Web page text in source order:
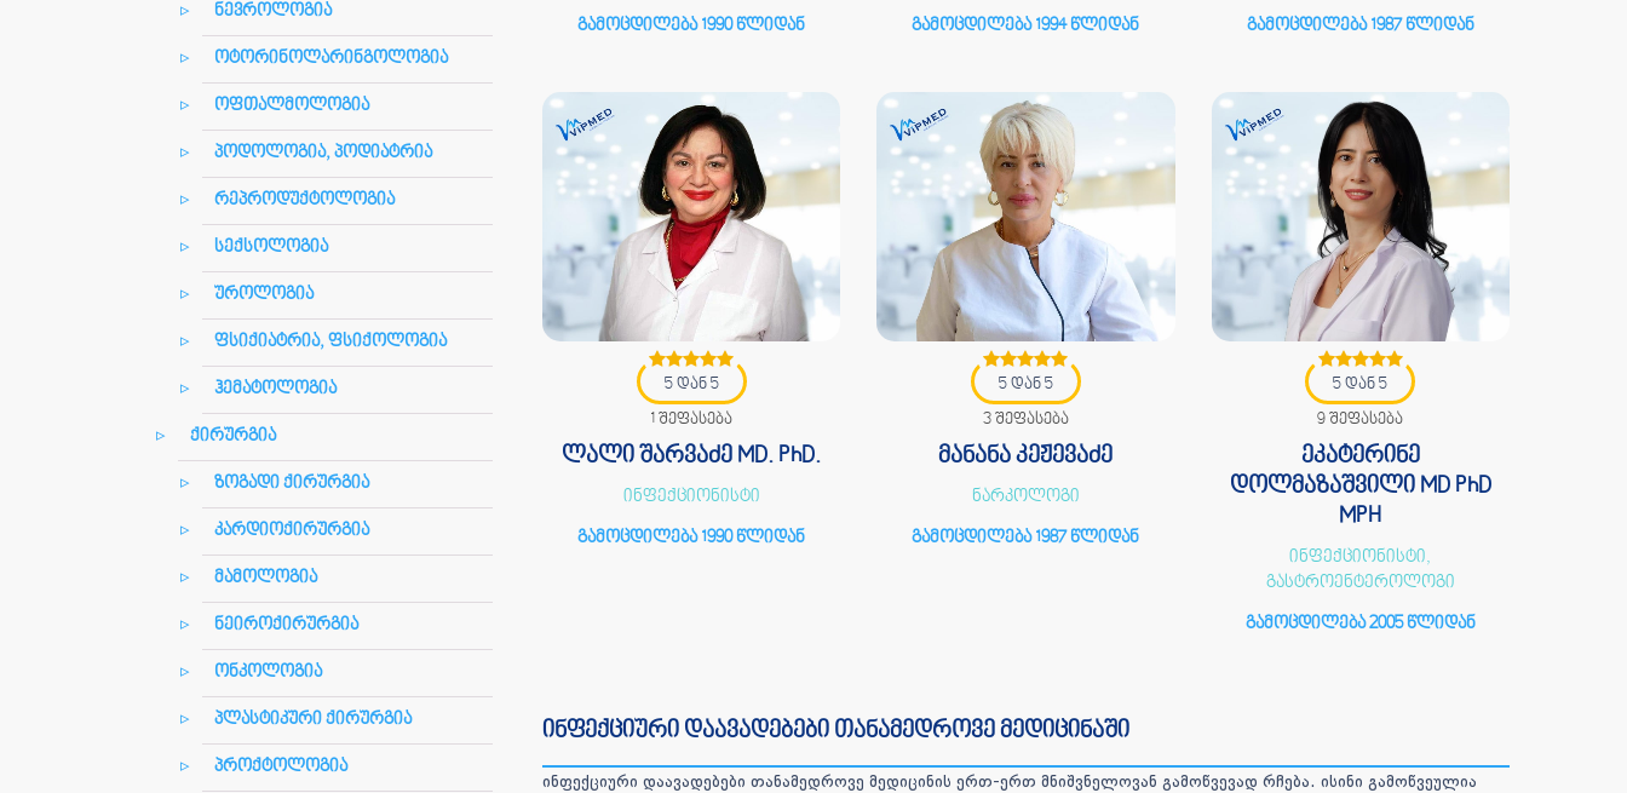
ნევროლოგია
ოტორინოლარინგოლოგია
ოფთალმოლოგია
პოდოლოგია, პოდიატრია
რეპროდუქტოლოგია
სექსოლოგია
უროლოგია
ფსიქიატრია, ფსიქოლოგია
ჰემატოლოგია
ქირურგია
ზოგადი ქირურგია
კარდიოქირურგია
მამოლოგია
ნეიროქირურგია
ონკოლოგია
პლასტიკური ქირურგია
პროქტოლოგია
გამოცდილება 1990 წლიდან გამოცდილება 1994 წლიდან გამოცდილება 1987 წლიდან
5 დან 5
1 შეფასება
ლალი შარვაძე MD. PhD.
ინფექციონისტი
გამოცდილება 1990 წლიდან
5 დან 5
3 შეფასება
მანანა კეჟევაძე
ნარკოლოგი
გამოცდილება 1987 წლიდან
5 დან 5
9 შეფასება
ეკატერინე
დოლმაზაშვილი MD PhD
MPH
ინფექციონისტი,
გასტროენტეროლოგი
გამოცდილება 2005 წლიდან
ინფექციური დაავადებები თანამედროვე მედიცინაში
ინფექციური დაავადებები თანამედროვე მედიცინის ერთ-ერთ მნიშვნელოვან გამოწვევად რჩება. ისინი გამოწვეულია